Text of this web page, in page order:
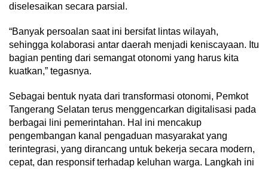
diselesaikan secara parsial.
“Banyak persoalan saat ini bersifat lintas wilayah,
sehingga kolaborasi antar daerah menjadi keniscayaan. Itu
bagian penting dari semangat otonomi yang harus kita
kuatkan,” tegasnya.
Sebagai bentuk nyata dari transformasi otonomi, Pemkot
Tangerang Selatan terus menggencarkan digitalisasi pada
berbagai lini pemerintahan. Hal ini mencakup
pengembangan kanal pengaduan masyarakat yang
terintegrasi, yang dirancang untuk bekerja secara modern,
cepat, dan responsif terhadap keluhan warga. Langkah ini